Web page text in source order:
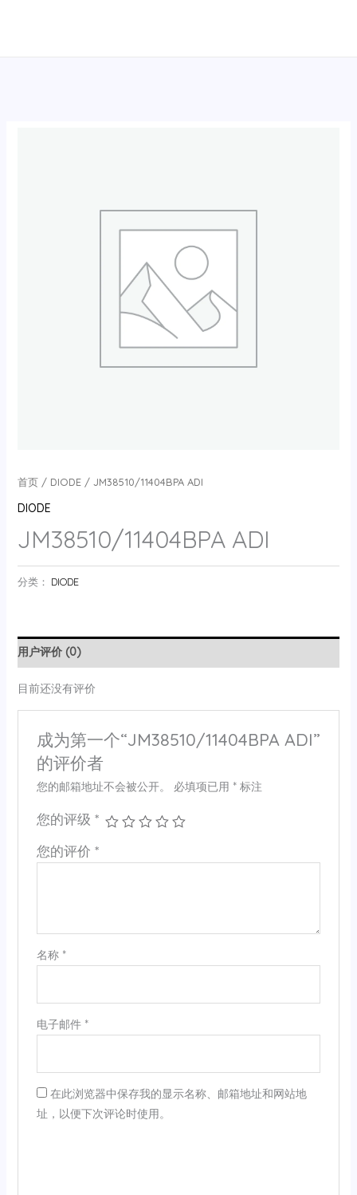
首页/ DIODE/ JM38510/11404BPA ADI
DIODE
JM38510/11404BPA ADI
分类： DIODE
用户评价 (0)
目前还没有评价
成为第一个“JM38510/11404BPA ADI”
的评价者
您的邮箱地址不会被公开。 必填项已用 *标注
您的评级 *
您的评价 *
名称 *
电子邮件 *
在此浏览器中保存我的显示名称、邮箱地址和网站地
址，以便下次评论时使用。